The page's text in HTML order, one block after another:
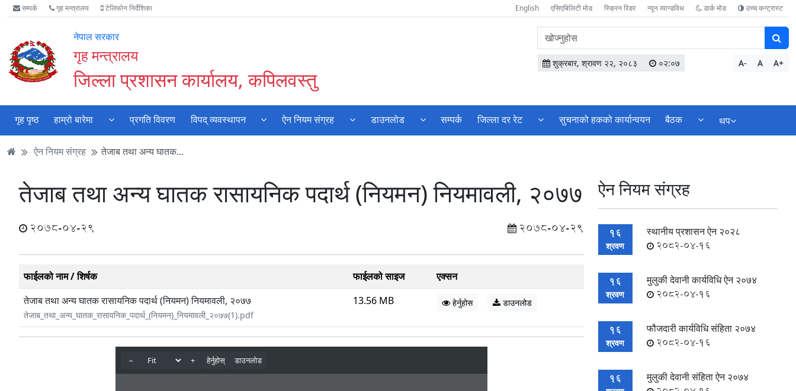
Accessibility
Mode
गर्नुहोस्
मुख्य
सामाग्री
मुख्य
नेभिगेसन
वेबसाइट
खोजमा
सम्पर्क गृह मन्त्रालय टेलिफोन निर्देशिका English एसिएबिलिटी मोड स्क्रिन रिडर न्यून व्यान्डविथ डार्क मोड उच्च कन्ट्रास्ट
नेपाल सरकार
गृह मन्त्रालय
जिल्ला प्रशासन कार्यालय, कपिलवस्तु
वेबसाइटमा
सामग्री
खोज्नुहोस
शुक्रबार, श्रावण २२, २०८३ ०२:०७ A- A A+
गृह पृष्ठ हाम्रो बारेमा प्रगति विवरण विपद् व्यवस्थापन ऐन नियम संग्रह डाउनलोड सम्पर्क जिल्ला दर रेट सुचनाको हकको कार्यान्वयन बैठक थप
ऐन नियम संग्रह तेजाब तथा अन्य घातक...
तेजाब तथा अन्य घातक रासायनिक पदार्थ (नियमन) नियमावली, २०७७
2078-04-29 2078-04-29
फाईलको नाम / शिर्षक फाईलको साइज
एक्सन
तेजाब तथा अन्य घातक रासायनिक पदार्थ (नियमन) नियमावली, २०७७
तेजाब_तथा_अन्य_घातक_रासायनिक_पदार्थ_(नियमन)_नियमावली_२०७७(1).pdf
13.56 MB हेर्नुहोस डाउनलोड
ऐन नियम संग्रह
16
श्रवण
स्थानीय प्रशासन ऐन २०२८
2082-04-16
16
श्रवण
मुलुकी देवानी कार्यविधि ऐन २०७४
2082-04-16
16
श्रवण
फौजदारी कार्यविधि संहिता २०७४
2082-04-16
16 मुलुकी देवानी संहिता ऐन २०७४